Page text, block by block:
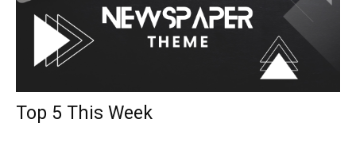
Top 5 This Week